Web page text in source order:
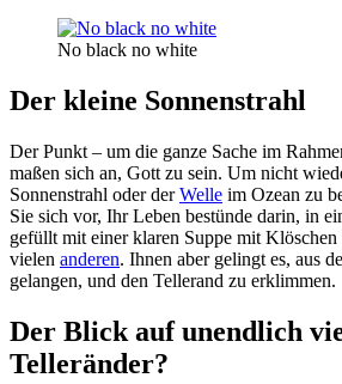
No black no white
Der kleine Sonnenstrahl
Der Punkt – um die ganze Sache im
maßen sich an, Gott zu sein. Um nicht
Sonnenstrahl oder derWelle im Ozean zu
Sie sich vor, Ihr Leben bestünde darin, in
gefüllt mit einer klaren Suppe mit
vielen anderen. Ihnen aber gelingt es, aus
gelangen, und den Tellerand zu erklimmen.
Der Blick auf unendlich
Telleränder?